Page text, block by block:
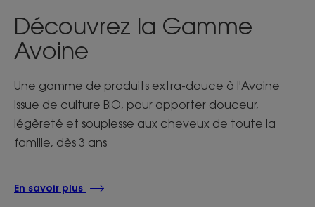
Découvrez la Gamme
Avoine
Une gamme de produits extra-douce à l'Avoine
issue de culture BIO, pour apporter douceur,
légèreté et souplesse aux cheveux de toute la
famille, dès 3 ans
En savoir plus